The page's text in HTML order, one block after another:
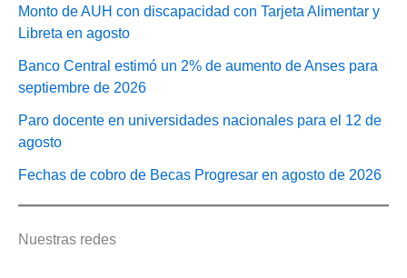
Monto de AUH con discapacidad con Tarjeta Alimentar y
Libreta en agosto
Banco Central estimó un 2% de aumento de Anses para
septiembre de 2026
Paro docente en universidades nacionales para el 12 de
agosto
Fechas de cobro de Becas Progresar en agosto de 2026
Nuestras redes